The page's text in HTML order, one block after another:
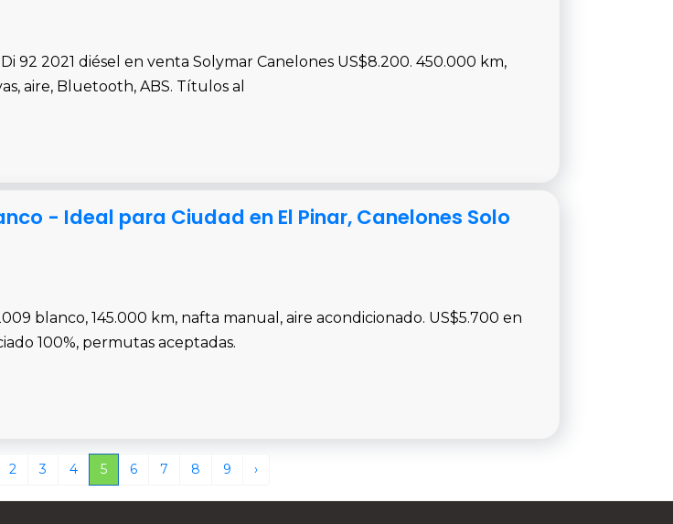
92 2021 diésel en venta Solymar Canelones US$8.200. 450.000 km,
aire, Bluetooth, ABS. Títulos al
- Ideal para Ciudad en El Pinar, Canelones Solo
blanco, 145.000 km, nafta manual, aire acondicionado. US$5.700 en
100%, permutas aceptadas.
2 3 4 5 6 7 8 9 ›